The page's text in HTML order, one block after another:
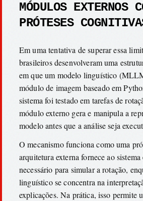
MÓDULOS EXTERNOS
PRÓTESES
Em uma tentativa de superar essa
brasileiros desenvolveram uma
em que um modelo linguístico
módulo de imagem baseado em
sistema foi testado em tarefas de
módulo externo gera e manipula a
modelo antes que a análise seja
O mecanismo funciona como uma
arquitetura externa fornece ao
necessário para simular a rotação,
linguístico se concentra na
explicações. Na prática, isso permite